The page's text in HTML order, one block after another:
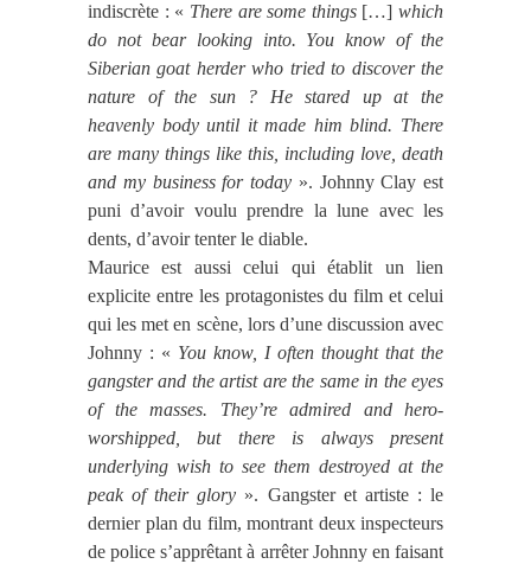
indiscrète : « There are some things […] which
do not bear looking into. You know of the
Siberian goat herder who tried to discover the
nature of the sun ? He stared up at the
heavenly body until it made him blind. There
are many things like this, including love, death
and my business for today ». Johnny Clay est
puni d’avoir voulu prendre la lune avec les
dents, d’avoir tenter le diable.
Maurice est aussi celui qui établit un lien
explicite entre les protagonistes du film et celui
qui les met en scène, lors d’une discussion avec
Johnny : « You know, I often thought that the
gangster and the artist are the same in the eyes
of the masses. They’re admired and hero-
worshipped, but there is always present
underlying wish to see them destroyed at the
peak of their glory ». Gangster et artiste : le
dernier plan du film, montrant deux inspecteurs
de police s’apprêtant à arrêter Johnny en faisant